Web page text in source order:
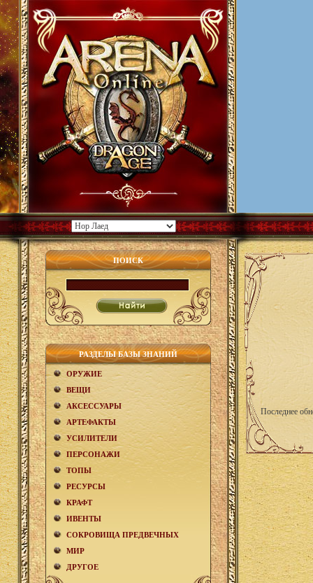
ПОИСК
РАЗДЕЛЫ БАЗЫ ЗНАНИЙ
ОРУЖИЕ
ВЕЩИ
АКCЕСCУАРЫ
АРТЕФАКТЫ
УСИЛИТЕЛИ
ПЕРСОНАЖИ
ТОПЫ
РЕСУРСЫ
КРАФТ
ИВЕНТЫ
СОКРОВИЩА ПРЕДВЕЧНЫХ
МИР
ДРУГОЕ
Последнее